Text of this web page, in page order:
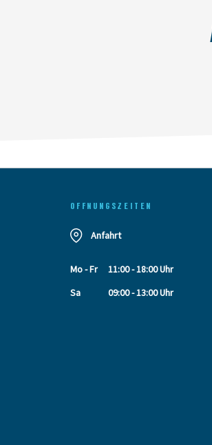
OFFNUNGSZEITEN
Anfahrt
Mo - Fr
11:00 - 18:00 Uhr
Sa
09:00 - 13:00 Uhr